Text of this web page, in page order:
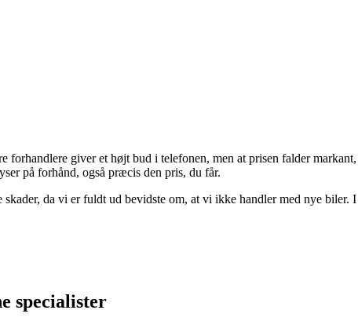
forhandlere giver et højt bud i telefonen, men at prisen falder
på forhånd, også præcis den pris, du får.
da vi er fuldt ud bevidste om, at vi ikke handler med nye biler.
specialister